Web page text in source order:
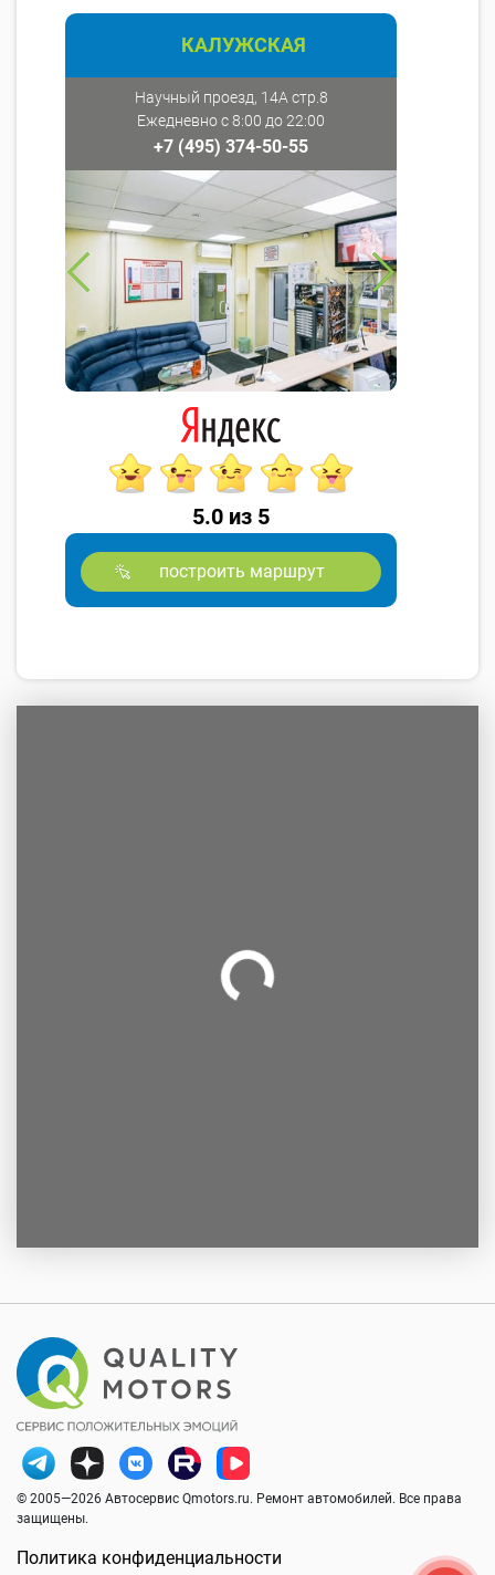
КАЛУЖСКАЯ
Научный проезд, 14А стр.8
Ежедневно с 8:00 до 22:00
+7 (495) 374-50-55
5.0 из 5
построить маршрут
© 2005—2026 Автосервис Qmotors.ru. Ремонт автомобилей. Все права
защищены.
Политика конфиденциальности